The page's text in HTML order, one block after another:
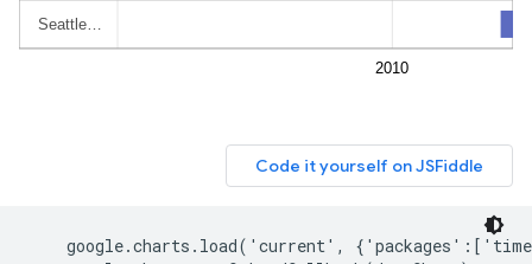
google.charts.load('current',